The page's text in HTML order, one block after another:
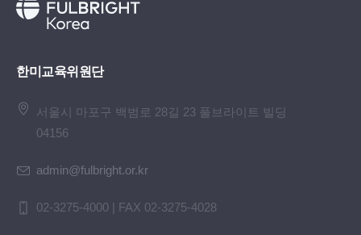
한미교육위원단
서울시 마포구 백범로 28길 23 풀브라이트 빌딩
04156
admin@fulbright.or.kr
02-3275-4000 | FAX 02-3275-4028